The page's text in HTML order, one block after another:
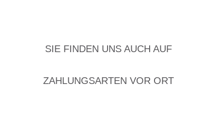
SIE FINDEN UNS AUCH AUF
ZAHLUNGSARTEN VOR ORT